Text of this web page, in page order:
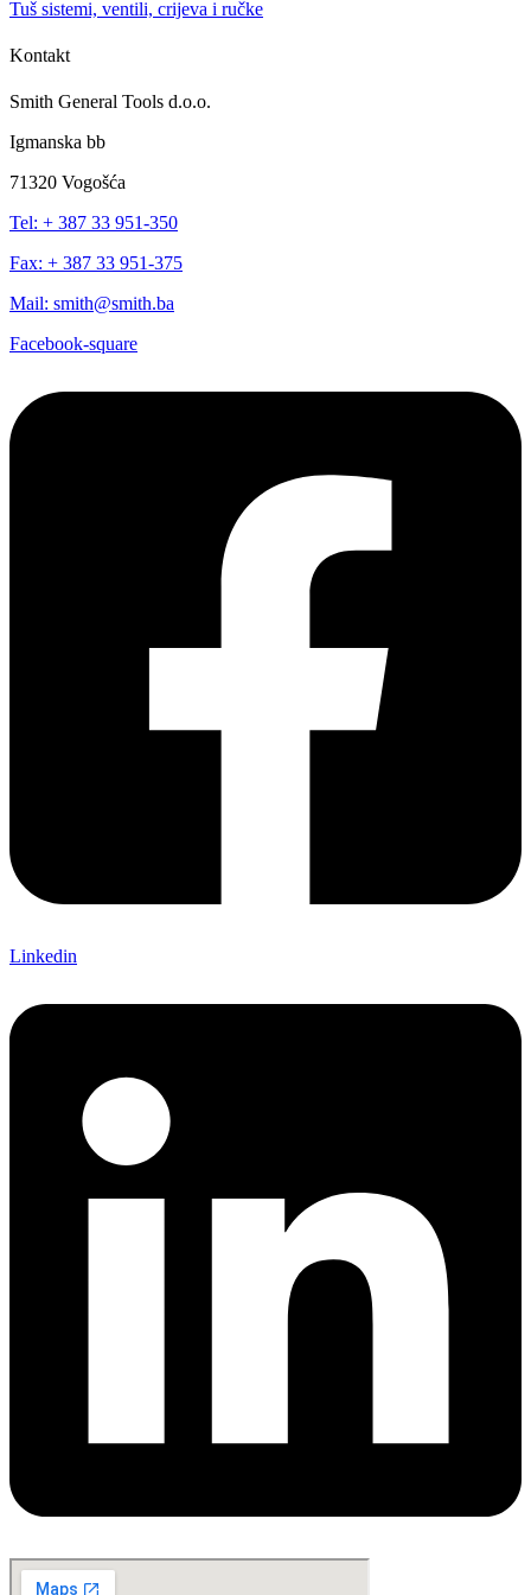
Tuš sistemi, ventili, crijeva i ručke
Kontakt
Smith General Tools d.o.o.
Igmanska bb
71320 Vogošća
Tel: + 387 33 951-350
Fax: + 387 33 951-375
Mail: smith@smith.ba
Facebook-square
Linkedin